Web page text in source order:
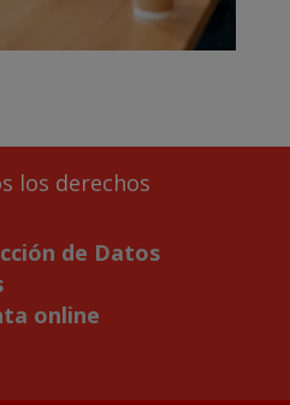
los derechos
de Datos
online